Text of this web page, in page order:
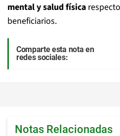
mental y salud física
beneficiarios.
Comparte esta nota en
redes sociales:
Notas Relacionadas